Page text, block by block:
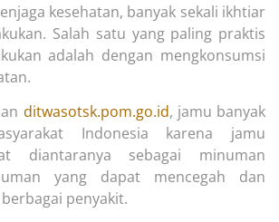
kesehatan, banyak sekali ikhtiar
Salah satu yang paling praktis
adalah dengan mengkonsumsi
ditwasotsk.pom.go.id, jamu banyak
Indonesia karena jamu
diantaranya sebagai minuman
yang dapat mencegah dan
penyakit.